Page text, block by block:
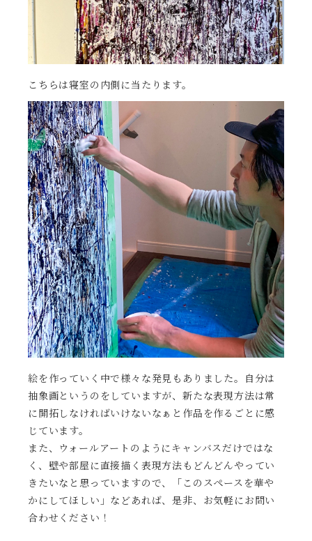
こちらは寝室の内側に当たります。
絵を作っていく中で様々な発見もありました。自分は
抽象画というのをしていますが、新たな表現方法は常
に開拓しなければいけないなぁと作品を作るごとに感
じています。
また、ウォールアートのようにキャンバスだけではな
く、壁や部屋に直接描く表現方法もどんどんやってい
きたいなと思っていますので、「このスペースを華や
かにしてほしい」などあれば、是非、お気軽にお問い
合わせください！